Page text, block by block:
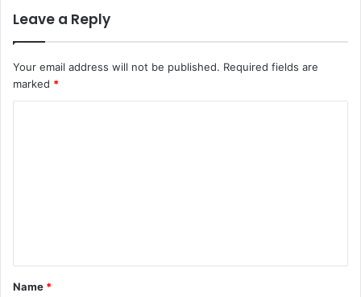
Leave a Reply
Your email address will not be published. Required fields are
marked *
*
Name *